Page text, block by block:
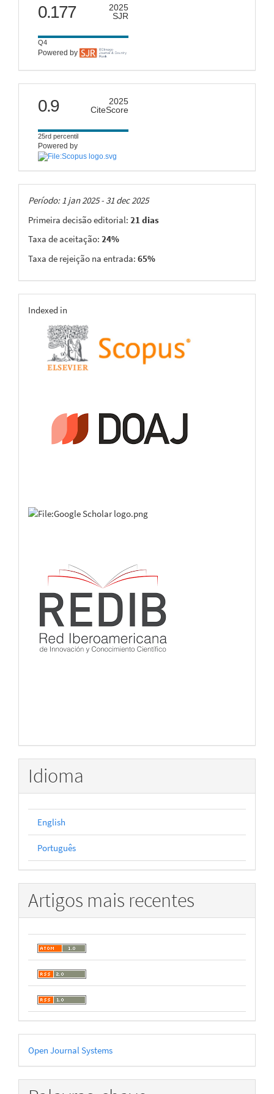
scimago
0.177
2025
SJR
Q4
Powered by
citescore
0.9
2025
CiteScore
25rd percentil
Powered by
Taxas
Período: 1 jan 2025 - 31 dec 2025
Primeira decisão editorial: 21 dias
Taxa de aceitação: 24%
Taxa de rejeição na entrada: 65%
indexing
Indexed in
Idioma
English
Português
Artigos mais recentes
Desenvolvido
por
Open Journal Systems